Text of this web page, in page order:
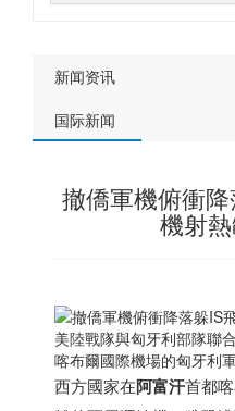
新闻资讯
国际新闻
撤僑軍機俯衝
機射
美陸戰隊與匈牙利部隊聯
喀布爾國際機場的匈牙利
西方國家在阿富汗首都